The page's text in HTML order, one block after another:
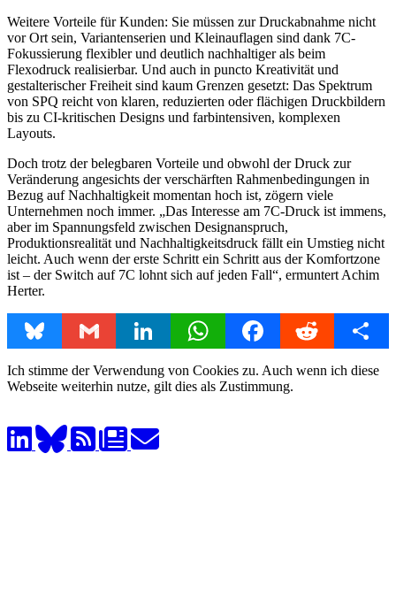
Weitere Vorteile für Kunden: Sie müssen zur Druckabnahme nicht
vor Ort sein, Variantenserien und Kleinauflagen sind dank 7C-
Fokussierung flexibler und deutlich nachhaltiger als beim
Flexodruck realisierbar. Und auch in puncto Kreativität und
gestalterischer Freiheit sind kaum Grenzen gesetzt: Das Spektrum
von SPQ reicht von klaren, reduzierten oder flächigen Druckbildern
bis zu CI-kritischen Designs und farbintensiven, komplexen
Layouts.
Doch trotz der belegbaren Vorteile und obwohl der Druck zur
Veränderung angesichts der verschärften Rahmenbedingungen in
Bezug auf Nachhaltigkeit momentan hoch ist, zögern viele
Unternehmen noch immer. „Das Interesse am 7C-Druck ist immens,
aber im Spannungsfeld zwischen Designanspruch,
Produktionsrealität und Nachhaltigkeitsdruck fällt ein Umstieg nicht
leicht. Auch wenn der erste Schritt ein Schritt aus der Komfortzone
ist – der Switch auf 7C lohnt sich auf jeden Fall“, ermuntert Achim
Herter.
Bluesky Gmail LinkedIn WhatsAppFacebookReddit Share
Ich stimme der Verwendung von Cookies zu. Auch wenn ich diese
Webseite weiterhin nutze, gilt dies als Zustimmung.